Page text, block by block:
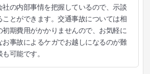
社の内部事情を把握しているので、示談
ことができます。交通事故については相
期費用がかかりませんので、お気軽に
お事故によるケガでお越しになるのが難
可能です。